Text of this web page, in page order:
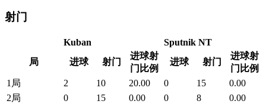
射门
Kuban
Sputnik NT
局
进球 射门
进球射
门比例
进球 射门
进球射
门比例
1局
2 10 20.00 0 15
0.00
2局
0 15 0.00 0 8
0.00